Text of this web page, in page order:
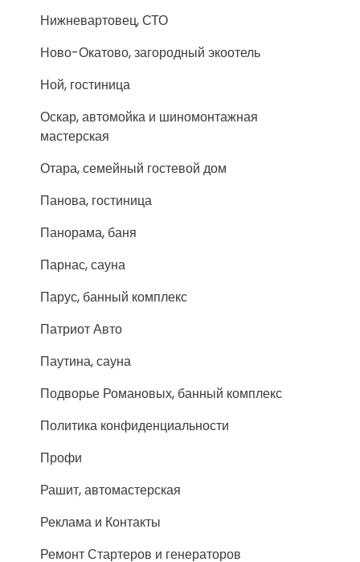
Нижневартовец, СТО
Ново-Окатово, загородный экоотель
Ной, гостиница
Оскар, автомойка и шиномонтажная
мастерская
Отара, семейный гостевой дом
Панова, гостиница
Панорама, баня
Парнас, сауна
Парус, банный комплекс
Патриот Авто
Паутина, сауна
Подворье Романовых, банный комплекс
Политика конфиденциальности
Профи
Рашит, автомастерская
Реклама и Контакты
Ремонт Стартеров и генераторов